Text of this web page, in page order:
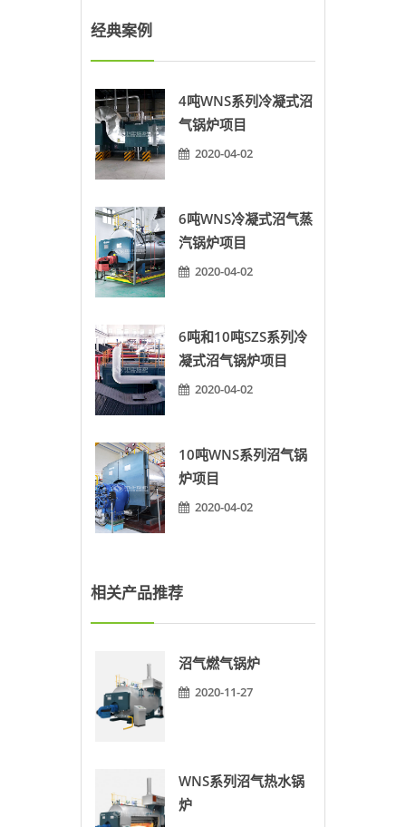
经典案例
4吨WNS系列冷凝式沼
气锅炉项目
2020-04-02
6吨WNS冷凝式沼气蒸
汽锅炉项目
2020-04-02
6吨和10吨SZS系列冷
凝式沼气锅炉项目
2020-04-02
10吨WNS系列沼气锅
炉项目
2020-04-02
相关产品推荐
沼气燃气锅炉
2020-11-27
WNS系列沼气热水锅
炉